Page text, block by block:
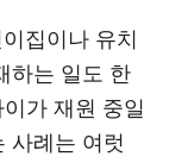
집이나 유치
하는 일도 한
가 재원 중일
사례는 여럿